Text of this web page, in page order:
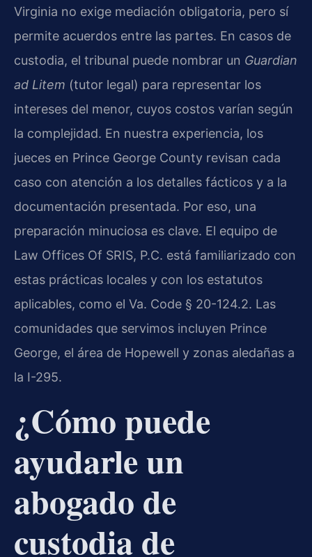
Virginia no exige mediación obligatoria, pero sí
permite acuerdos entre las partes. En casos de
custodia, el tribunal puede nombrar un Guardian
ad Litem (tutor legal) para representar los
intereses del menor, cuyos costos varían según
la complejidad. En nuestra experiencia, los
jueces en Prince George County revisan cada
caso con atención a los detalles fácticos y a la
documentación presentada. Por eso, una
preparación minuciosa es clave. El equipo de
Law Offices Of SRIS, P.C. está familiarizado con
estas prácticas locales y con los estatutos
aplicables, como el Va. Code § 20-124.2. Las
comunidades que servimos incluyen Prince
George, el área de Hopewell y zonas aledañas a
la I-295.
¿Cómo puede
ayudarle un
abogado de
custodia de